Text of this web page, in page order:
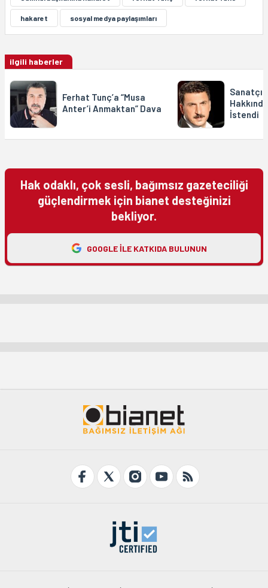
hakaret sosyal medya paylaşımları
ilgili haberler
Ferhat Tunç’a “Musa
Anter’i Anmaktan” Dava
Sanatçı
İstendi
Hak odaklı, çok sesli, bağımsız gazeteciliği
güçlendirmek için bianet desteğinizi
bekliyor.
GOOGLE ILE KATKIDA BULUNUN